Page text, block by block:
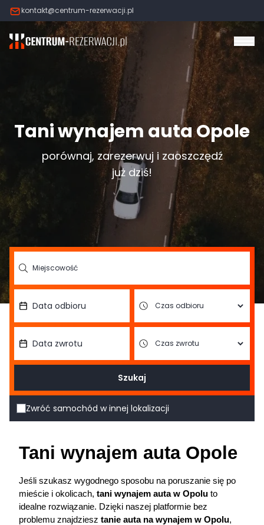
kontakt@centrum-rezerwacji.pl
Tani wynajem auta Opole
porównaj, zarezerwuj i zaoszczędź
już dziś!
Zwróć samochód w innej lokalizacji
Szukaj
Tani wynajem auta Opole
Jeśli szukasz wygodnego sposobu na poruszanie się po
mieście i okolicach, tani wynajem auta w Opolu to
idealne rozwiązanie. Dzięki naszej platformie bez
problemu znajdziesz tanie auta na wynajem w Opolu,